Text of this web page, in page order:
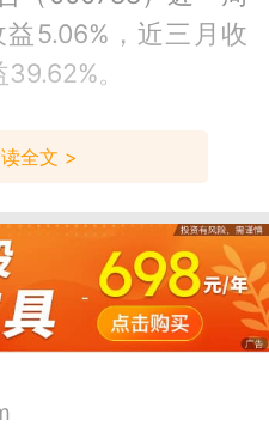
5.06%，近三月收
。
，基金托管费0.25
金额10元。
内容不构成投资建
谨慎。
全文 >